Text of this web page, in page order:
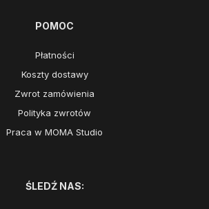
POMOC
Płatności
Koszty dostawy
Zwrot zamówienia
Polityka zwrotów
Praca w MOMA Studio
ŚLEDŹ NAS: